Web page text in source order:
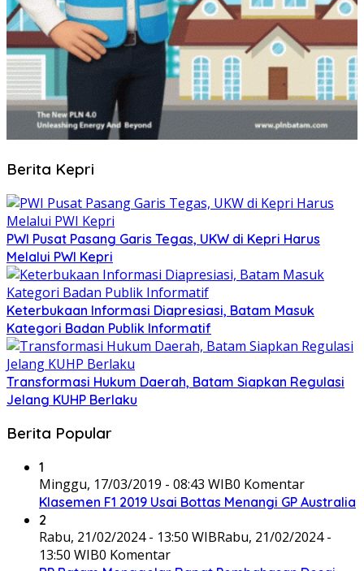
Berita Kepri
PWI Pusat Pasang Garis Tegas, UKW di Kepri Harus
Melalui PWI Kepri
Keterbukaan Informasi Diapresiasi, Batam Masuk
Kategori Badan Publik Informatif
Transformasi Hukum Daerah, Batam Siapkan Regulasi
Jelang KUHP Berlaku
Berita Popular
1
Minggu, 17/03/2019 - 08:43 WIB0 Komentar
Klasemen F1 2019 Usai Bottas Menangi GP Australia
2
Rabu, 21/02/2024 - 13:50 WIBRabu, 21/02/2024 -
13:50 WIB0 Komentar